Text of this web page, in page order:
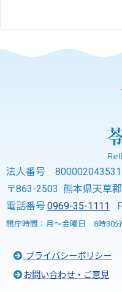
法人番号
〒863-2503 熊本県天草
電話番号:0969-35-1111
開庁時間：月～金曜日 8時30
プライバシーポリシー
お問い合わせ・ご意見